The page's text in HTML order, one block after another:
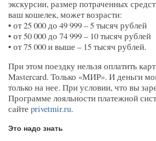
экскурсии, размер потраченных
ваш кошелек, может возрасти:
• от 25 000 до 49 999 – 5 тысяч рублей
• от 50 000 до 74 999 – 10 тысяч рублей
• от 75 000 и выше – 15 тысяч рублей.
При этом поездку нельзя оплатить
Mastercard. Только «МИР». И деньги
только на нее. При условии, что вы
Программе лояльности платежной
сайтеprivetmir.ru.
Это надо знать